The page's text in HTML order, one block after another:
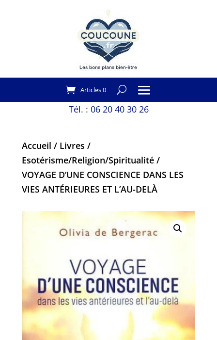
Articles 0
Tél. : 06 20 40 30 26
Accueil / Livres /
Esotérisme/Religion/Spiritualité/
VOYAGE D’UNE CONSCIENCE DANS LES
VIES ANTÉRIEURES ET L’AU-DELÀ